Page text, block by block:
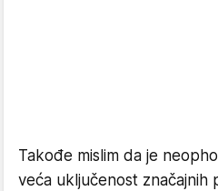
Takođe mislim da je
veća uključenost značajnih